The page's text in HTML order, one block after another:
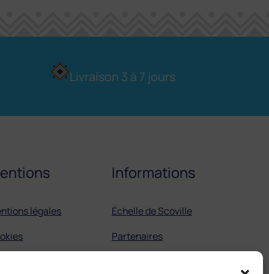
Livraison 3 à 7 jours
légales
Informations
Échelle de Scoville
Partenaires